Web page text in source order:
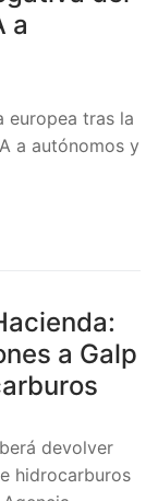
a
europea tras la
a autónomos y
a Galp
devolver
hidrocarburos